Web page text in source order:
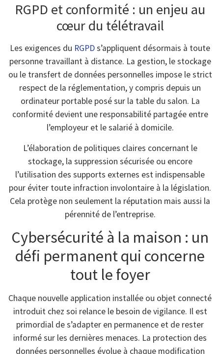
RGPD et conformité : un enjeu au
cœur du télétravail
Les exigences du RGPDs’appliquent désormais à toute
personne travaillant à distance. La gestion, le stockage
ou le transfert de données personnelles impose le strict
respect de la réglementation, y compris depuis un
ordinateur portable posé sur la table du salon. La
conformité devient une responsabilité partagée entre
l’employeur et le salarié à domicile.
L’élaboration de politiques claires concernant le
stockage, la suppression sécurisée ou encore
l’utilisation des supports externes est indispensable
pour éviter toute infraction involontaire à la législation.
Cela protège non seulement la réputation mais aussi la
pérennité de l’entreprise.
Cybersécurité à la maison : un
défi permanent qui concerne
tout le foyer
Chaque nouvelle application installée ou objet connecté
introduit chez soi relance le besoin de vigilance. Il est
primordial de s’adapter en permanence et de rester
informé sur les dernières menaces. La protection des
données personnelles évolue à chaque modification